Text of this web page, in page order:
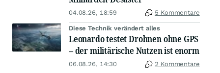
04.08.26, 18:59 5 Kommentare
Diese Technik verändert alles
Leonardo testet Drohnen ohne GPS
– der militärische Nutzen ist enorm
06.08.26, 14:30 2 Kommentare